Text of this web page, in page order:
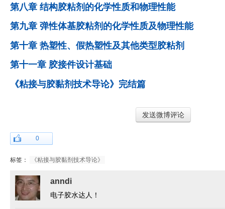
第八章 结构胶粘剂的化学性质和物理性能
第九章 弹性体基胶粘剂的化学性质及物理性能
第十章 热塑性、假热塑性及其他类型胶粘剂
第十一章 胶接件设计基础
《粘接与胶黏剂技术导论》完结篇
发送微博评论
0
标签： 《粘接与胶黏剂技术导论》
anndi
电子胶水达人！